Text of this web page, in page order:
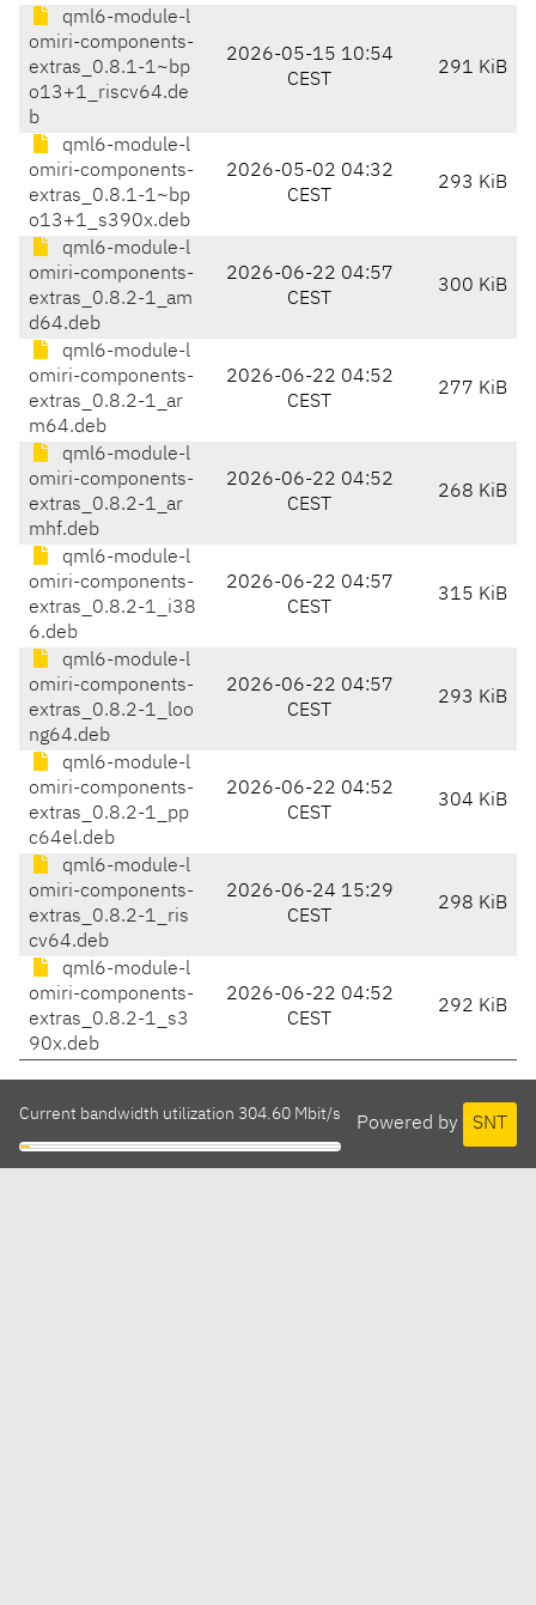
qml6-module-l
omiri-components-
extras_0.8.1-1~bp
o13+1_riscv64.de
b
2026-05-15 10:54
CEST
291 KiB
qml6-module-l
omiri-components-
extras_0.8.1-1~bp
o13+1_s390x.deb
2026-05-02 04:32
CEST
293 KiB
qml6-module-l
omiri-components-
extras_0.8.2-1_am
d64.deb
2026-06-22 04:57
CEST
300 KiB
qml6-module-l
omiri-components-
extras_0.8.2-1_ar
m64.deb
2026-06-22 04:52
CEST
277 KiB
qml6-module-l
omiri-components-
extras_0.8.2-1_ar
mhf.deb
2026-06-22 04:52
CEST
268 KiB
qml6-module-l
omiri-components-
extras_0.8.2-1_i38
6.deb
2026-06-22 04:57
CEST
315 KiB
qml6-module-l
omiri-components-
extras_0.8.2-1_loo
ng64.deb
2026-06-22 04:57
CEST
293 KiB
qml6-module-l
omiri-components-
extras_0.8.2-1_pp
c64el.deb
2026-06-22 04:52
CEST
304 KiB
qml6-module-l
omiri-components-
extras_0.8.2-1_ris
cv64.deb
2026-06-24 15:29
CEST
298 KiB
qml6-module-l
omiri-components-
extras_0.8.2-1_s3
90x.deb
2026-06-22 04:52
CEST
292 KiB
Powered by SNT
Current bandwidth utilization 304.60 Mbit/s